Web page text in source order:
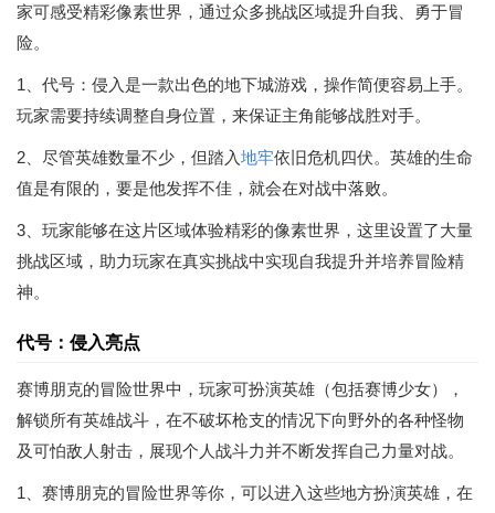
家可感受精彩像素世界，通过众多挑战区域提升自我、勇于冒
险。
1、代号：侵入是一款出色的地下城游戏，操作简便容易上手。
玩家需要持续调整自身位置，来保证主角能够战胜对手。
2、尽管英雄数量不少，但踏入地牢依旧危机四伏。英雄的生命
值是有限的，要是他发挥不佳，就会在对战中落败。
3、玩家能够在这片区域体验精彩的像素世界，这里设置了大量
挑战区域，助力玩家在真实挑战中实现自我提升并培养冒险精
神。
代号：侵入亮点
赛博朋克的冒险世界中，玩家可扮演英雄（包括赛博少女），
解锁所有英雄战斗，在不破坏枪支的情况下向野外的各种怪物
及可怕敌人射击，展现个人战斗力并不断发挥自己力量对战。
1、赛博朋克的冒险世界等你，可以进入这些地方扮演英雄，在